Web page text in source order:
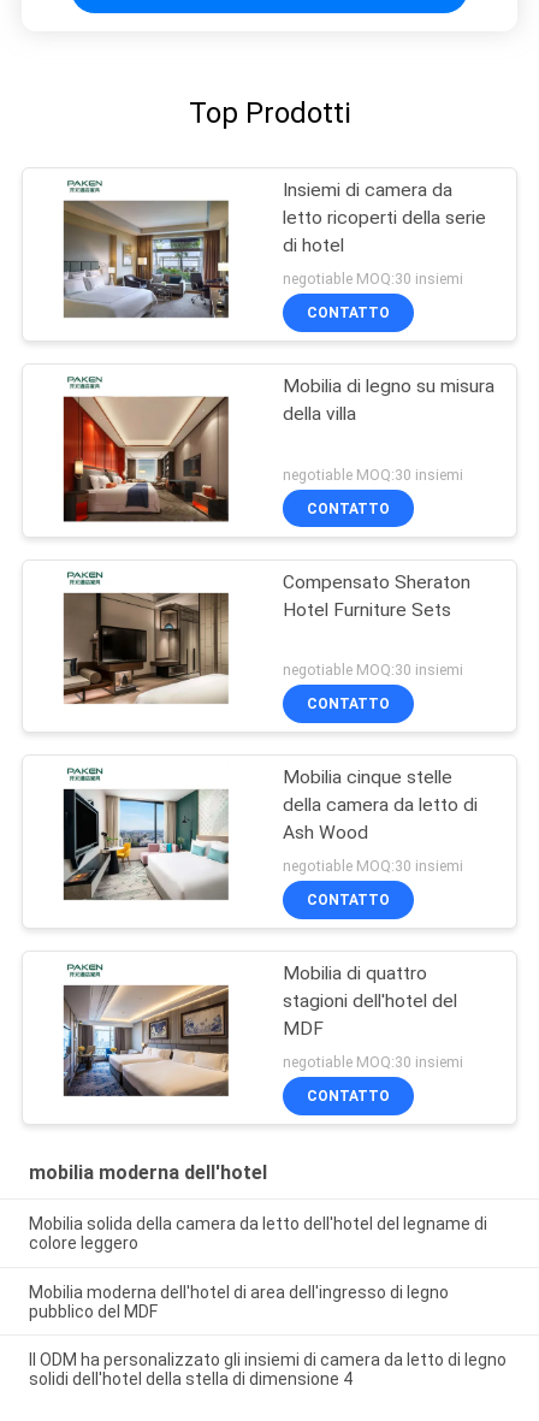
Top Prodotti
Insiemi di camera da
letto ricoperti della serie
di hotel
negotiable MOQ:30 insiemi
CONTATTO
Mobilia di legno su misura
della villa
negotiable MOQ:30 insiemi
CONTATTO
Compensato Sheraton
Hotel Furniture Sets
negotiable MOQ:30 insiemi
CONTATTO
Mobilia cinque stelle
della camera da letto di
Ash Wood
negotiable MOQ:30 insiemi
CONTATTO
Mobilia di quattro
stagioni dell'hotel del
MDF
negotiable MOQ:30 insiemi
CONTATTO
mobilia moderna dell'hotel
Mobilia solida della camera da letto dell'hotel del legname di
colore leggero
Mobilia moderna dell'hotel di area dell'ingresso di legno
pubblico del MDF
Il ODM ha personalizzato gli insiemi di camera da letto di legno
solidi dell'hotel della stella di dimensione 4